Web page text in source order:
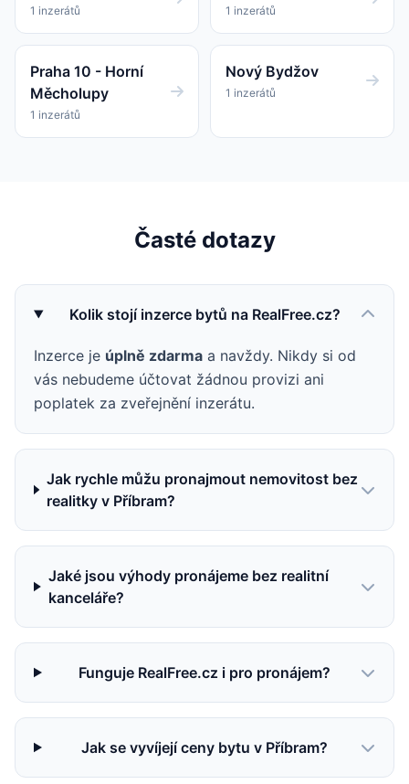
1 inzerátů 1 inzerátů
Praha 10 - Horní
Měcholupy
1 inzerátů
Nový Bydžov
1 inzerátů
Časté dotazy
Kolik stojí inzerce bytů na RealFree.cz?
Inzerce je úplně zdarma a navždy. Nikdy si od
vás nebudeme účtovat žádnou provizi ani
poplatek za zveřejnění inzerátu.
Jak rychle můžu pronajmout nemovitost bez
realitky v Příbram?
Jaké jsou výhody pronájeme bez realitní
kanceláře?
Funguje RealFree.cz i pro pronájem?
Jak se vyvíjejí ceny bytu v Příbram?